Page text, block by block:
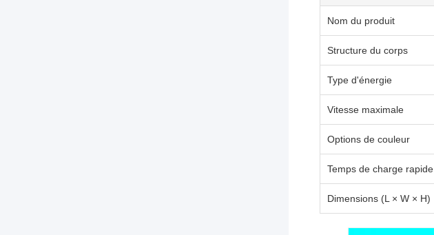
Nom du produit
Structure du corps
Type d'énergie
Vitesse maximale
Options de couleur
Temps de charge rapide
Dimensions (L × W × H)